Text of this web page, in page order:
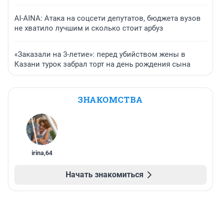
AI-AINA: Атака на соцсети депутатов, бюджета вузов
не хватило лучшим и сколько стоит арбуз
«Заказали на 3-летие»: перед убийством жены в
Казани турок забрал торт на день рождения сына
ЗНАКОМСТВА
irina,64
Начать знакомиться